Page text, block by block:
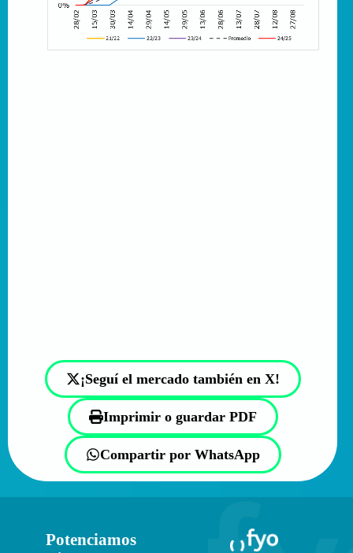
¡Seguí el mercado también en X!
Imprimir o guardar PDF
Compartir por WhatsApp
Potenciamos